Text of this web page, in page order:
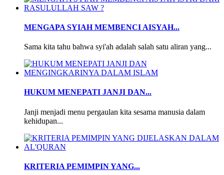
MENGAPA SYIAH MEMBENCI AISYAH...
Sama kita tahu bahwa syi'ah adalah salah satu aliran yang...
HUKUM MENEPATI JANJI DAN...
Janji menjadi menu pergaulan kita sesama manusia dalam
kehidupan...
KRITERIA PEMIMPIN YANG...